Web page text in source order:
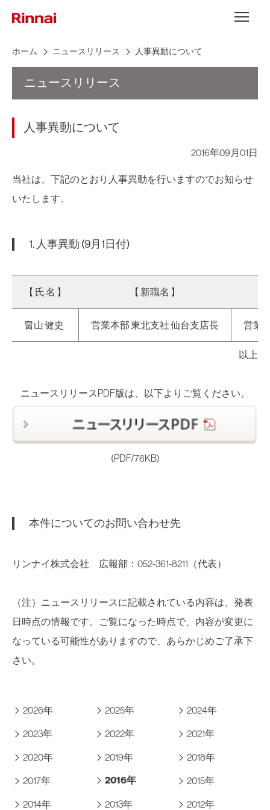
メニュー
ホーム ニュースリリース 人事異動について
ニュースリリース
人事異動について
2016年09月01日
当社は、下記のとおり人事異動を行いますのでお知らせ
いたします。
1. 人事異動 (9月1日付)
【 氏 名 】 【 新職名 】
畠山 健史 営業本部 東北支社 仙台支店長 営業
以上
ニュースリリースPDF版は、以下よりご覧ください。
(PDF/76KB)
本件についてのお問い合わせ先
リンナイ株式会社 広報部：052-361-8211（代表）
（注）ニュースリリースに記載されている内容は、発表
日時点の情報です。ご覧になった時点で、内容が変更に
なっている可能性がありますので、あらかじめご了承下
さい。
2026年 2025年 2024年
2023年 2022年 2021年
2020年 2019年 2018年
2017年 2016年 2015年
2014年 2013年 2012年